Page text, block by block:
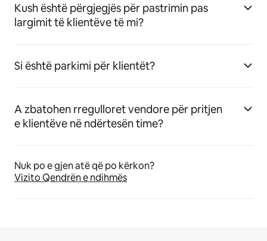
Kush është përgjegjës për pastrimin pas
largimit të klientëve të mi?
Si është parkimi për klientët?
A zbatohen rregulloret vendore për pritjen
e klientëve në ndërtesën time?
Nuk po e gjen atë që po kërkon?
Vizito Qendrën e ndihmës